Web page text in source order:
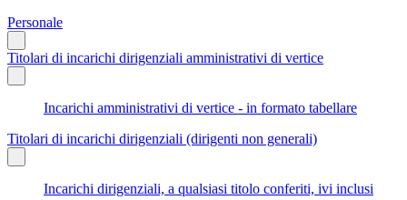
Personale
Titolari di incarichi dirigenziali amministrativi di vertice
Incarichi amministrativi di vertice - in formato tabellare
Titolari di incarichi dirigenziali (dirigenti non generali)
Incarichi dirigenziali, a qualsiasi titolo conferiti, ivi inclusi